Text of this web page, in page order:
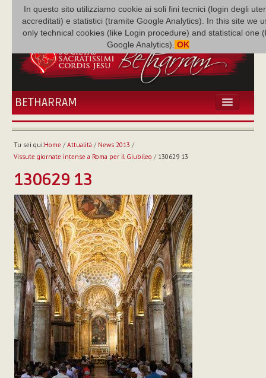
In questo sito utilizziamo cookie ai soli fini tecnici (login degli
accreditati) e statistici (tramite Google Analytics). In this site we
only technical cookies (like Login procedure) and statistical one
Google Analytics). OK
BETHARRAM
HOME
BÉTHARRAM
MISSIONE
NEF
MEDIATECA
P. AUGUSTO ETCHECOPAR
Tu sei qui:Home / Attualità / News 2013 /
Vissute giornate intense a Roma per il Giubileo / 130629 13
130629 13